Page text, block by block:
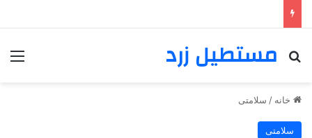
مستطیل زرد
خانه / سلامتی
سلامتی